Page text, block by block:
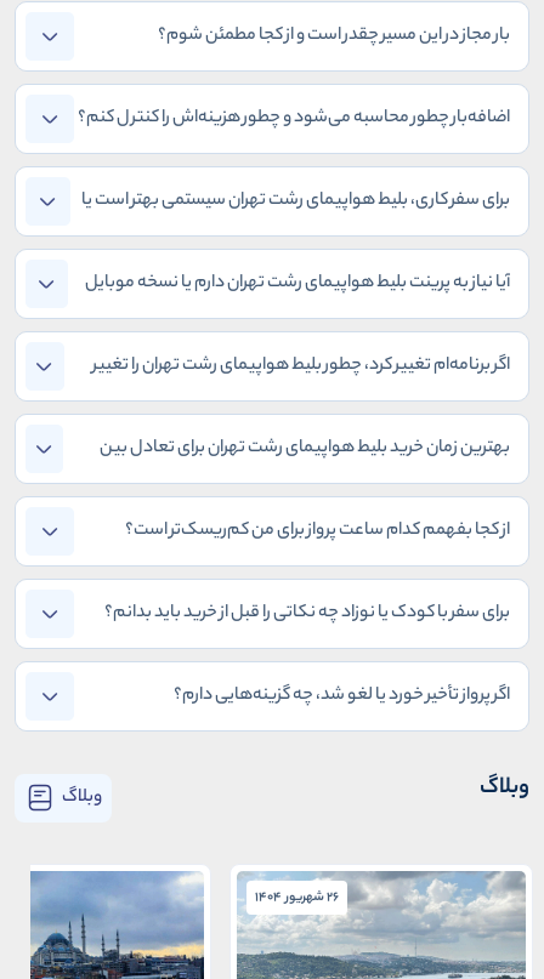
بار مجاز در این مسیر چقدر است و از کجا مطمئن شوم؟
اضافه‌بار چطور محاسبه می‌شود و چطور هزینه‌اش را کنترل کنم؟
برای سفر کاری، بلیط هواپیمای رشت تهران سیستمی بهتر است یا
چارتر؟
آیا نیاز به پرینت بلیط هواپیمای رشت تهران دارم یا نسخه موبایل
کافی است؟
اگر برنامه‌ام تغییر کرد، چطور بلیط هواپیمای رشت تهران را تغییر
بدهم یا کنسل کنم؟
بهترین زمان خرید بلیط هواپیمای رشت تهران برای تعادل بین
قیمت و اطمینان چیست؟
از کجا بفهمم کدام ساعت پرواز برای من کم‌ریسک‌تر است؟
برای سفر با کودک یا نوزاد چه نکاتی را قبل از خرید باید بدانم؟
اگر پرواز تأخیر خورد یا لغو شد، چه گزینه‌هایی دارم؟
وبلاگ وبلاگ
26 شهریور 1404